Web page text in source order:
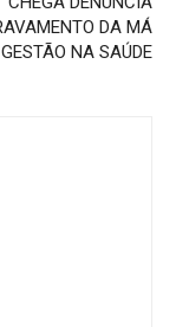
DA MÁ
GESTÃO NA SAÚDE